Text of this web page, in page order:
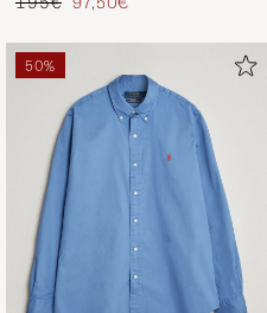
50%